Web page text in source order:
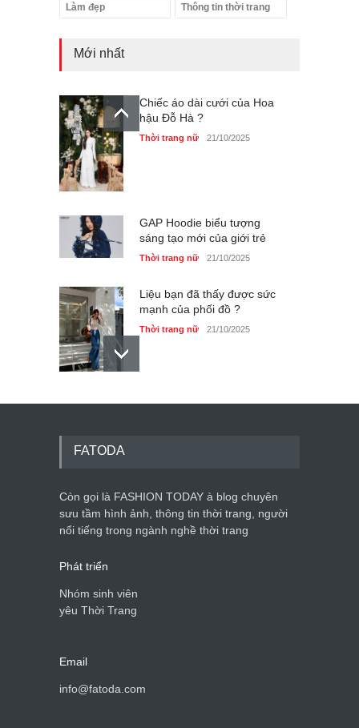
Làm đẹp Thông tin thời trang
Mới nhất
Chiếc áo dài cưới của Hoa
hậu Đỗ Hà ?
Thời trang nữ 21/10/2025
GAP Hoodie biểu tượng
sáng tạo mới của giới trẻ
Thời trang nữ 21/10/2025
Liệu bạn đã thấy được sức
mạnh của phối đồ ?
Thời trang nữ 21/10/2025
Dàn túi hiệu ‘ xịn sò’ của nữ
Mẫu áo khoác đẹp cho phụ
nữ 40+
FATODA
Còn gọi là FASHION TODAY à blog chuyên
sưu tầm hình ảnh, thông tin thời trang, người
nổi tiếng trong ngành nghề thời trang
Phát triển
Nhóm sinh viên
yêu Thời Trang
Email
info@fatoda.com